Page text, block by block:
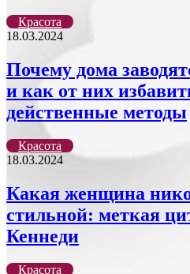
Красота
18.03.2024
Почему дома
и как от них
действенные методы
Красота
18.03.2024
Какая женщина
стильной: меткая
Кеннеди
Красота